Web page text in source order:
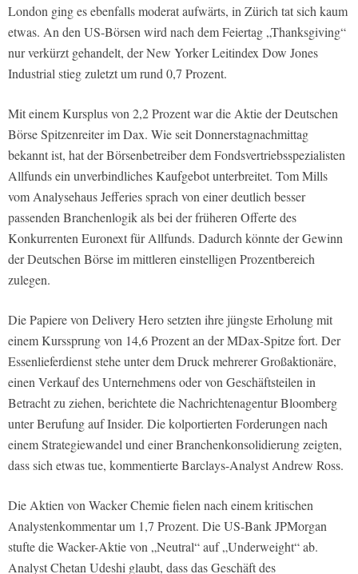
London ging es ebenfalls moderat aufwärts, in Zürich tat sich kaum
etwas. An den US-Börsen wird nach dem Feiertag „Thanksgiving“
nur verkürzt gehandelt, der New Yorker Leitindex Dow Jones
Industrial stieg zuletzt um rund 0,7 Prozent.
Mit einem Kursplus von 2,2 Prozent war die Aktie der Deutschen
Börse Spitzenreiter im Dax. Wie seit Donnerstagnachmittag
bekannt ist, hat der Börsenbetreiber dem Fondsvertriebsspezialisten
Allfunds ein unverbindliches Kaufgebot unterbreitet. Tom Mills
vom Analysehaus Jefferies sprach von einer deutlich besser
passenden Branchenlogik als bei der früheren Offerte des
Konkurrenten Euronext für Allfunds. Dadurch könnte der Gewinn
der Deutschen Börse im mittleren einstelligen Prozentbereich
zulegen.
Die Papiere von Delivery Hero setzten ihre jüngste Erholung mit
einem Kurssprung von 14,6 Prozent an der MDax-Spitze fort. Der
Essenlieferdienst stehe unter dem Druck mehrerer Großaktionäre,
einen Verkauf des Unternehmens oder von Geschäftsteilen in
Betracht zu ziehen, berichtete die Nachrichtenagentur Bloomberg
unter Berufung auf Insider. Die kolportierten Forderungen nach
einem Strategiewandel und einer Branchenkonsolidierung zeigten,
dass sich etwas tue, kommentierte Barclays-Analyst Andrew Ross.
Die Aktien von Wacker Chemie fielen nach einem kritischen
Analystenkommentar um 1,7 Prozent. Die US-Bank JPMorgan
stufte die Wacker-Aktie von „Neutral“ auf „Underweight“ ab.
Analyst Chetan Udeshi glaubt, dass das Geschäft des